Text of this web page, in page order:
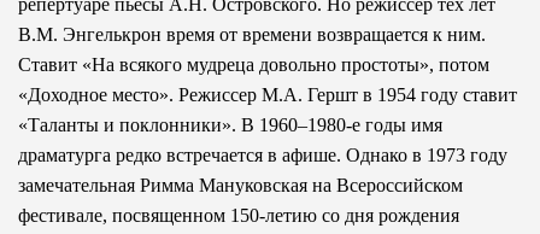
репертуаре пьесы А.Н. Остров­ского. Но режиссер тех лет
В.М. Энгелькрон время от времени возвращается к ним.
Ставит «На всякого мудреца довольно простоты», потом
«Доходное место». Режиссер М.А. Гершт в 1954 году ставит
«Таланты и поклонники». В 1960–1980-е годы имя
драматурга редко встречается в афише. Однако в 1973 году
замечательная Римма Мануковская на Всероссийском
фестивале, посвященном 150-летию со дня рождения